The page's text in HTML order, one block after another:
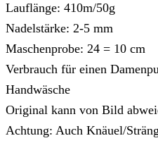
Lauflänge: 410m/50g
Nadelstärke: 2-5 mm
Maschenprobe: 24 = 10 cm
Verbrauch für einen
Handwäsche
Original kann von Bild
Achtung: Auch Knäuel/